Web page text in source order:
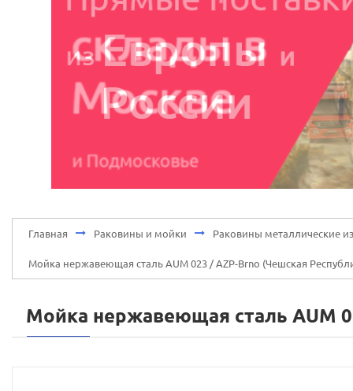
Главная Раковины и мойки Раковины металлические
Мойка нержавеющая сталь AUM 023 / AZP-Brno (Чешская
Мойка нержавеющая сталь AUM